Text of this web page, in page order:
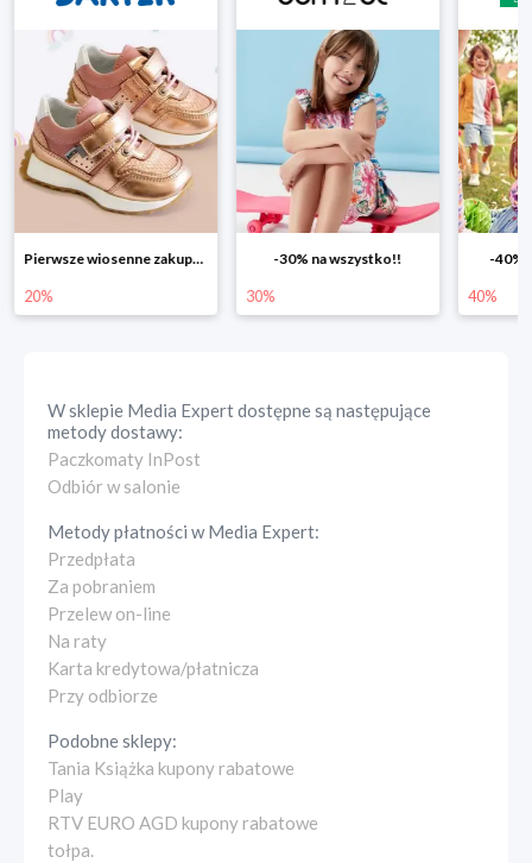
-30% na wszystko!!
30%
-40% na drugą sztukę
40% 25%
W sklepie Media Expertdostępne są następujące
metody dostawy:
Paczkomaty InPost
Odbiór w salonie
Metody płatności wMedia Expert:
Przedpłata
Za pobraniem
Przelew on-line
Na raty
Karta kredytowa/płatnicza
Przy odbiorze
Podobne sklepy:
Tania Książka kupony rabatowe
Play
RTV EURO AGD kupony rabatowe
tołpa.